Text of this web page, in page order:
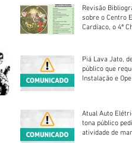
Revisão
sobre o Centro
Cardíaco, o 4ª
Piá Lava Jato,
público que
Instalação e
Atual Auto
tona público
atividade de